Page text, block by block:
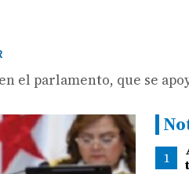
el parlamento, que se
1